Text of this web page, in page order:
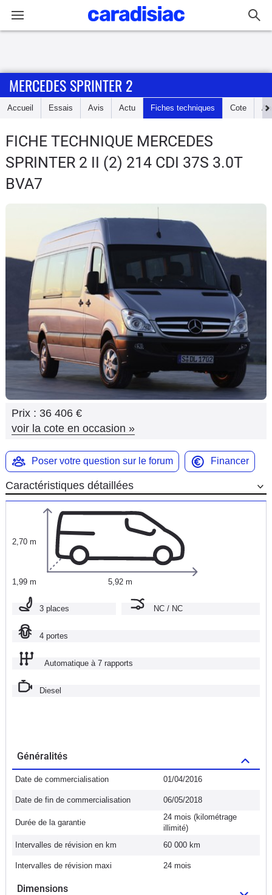
Accueil
Essais
Guide
d'achat
Utilitaires
Flottes
Auto
Services
Forum
Moto
Marques
MERCEDES SPRINTER 2
Accueil Essais Avis Actu Fiches techniques Cote
FICHE TECHNIQUE MERCEDES
SPRINTER 2 II (2) 214 CDI 37S 3.0T
BVA7
Prix : 36 406 €
voir la cote en occasion »
Poser votre question sur le forum Financer
Caractéristiques détaillées
2,70 m
1,99 m 5,92 m
3 places NC / NC
4 portes
Automatique à 7 rapports
Diesel
Généralités
Date de commercialisation 01/04/2016
Date de fin de commercialisation 06/05/2018
Durée de la garantie
24 mois (kilométrage
illimité)
Intervalles de révision en km
60 000 km
Intervalles de révision maxi 24 mois
Dimensions